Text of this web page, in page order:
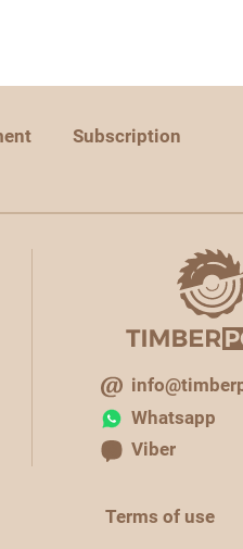
Subscription
Whatsapp
Viber
Terms of use